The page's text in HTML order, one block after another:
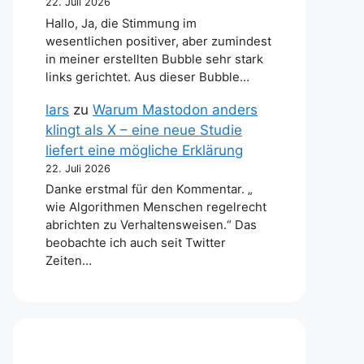
Hallo, Ja, die Stimmung im
wesentlichen positiver, aber zumindest
in meiner erstellten Bubble sehr stark
links gerichtet. Aus dieser Bubble…
lars zu Warum Mastodon anders
klingt als X – eine neue Studie
liefert eine mögliche Erklärung
22. Juli 2026
Danke erstmal für den Kommentar. „
wie Algorithmen Menschen regelrecht
abrichten zu Verhaltensweisen.“ Das
beobachte ich auch seit Twitter
Zeiten…